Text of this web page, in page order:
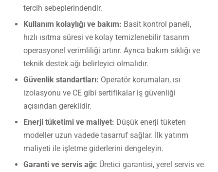
tercih sebeplerindendir.
Kullanım kolaylığı ve bakım: Basit kontrol paneli,
hızlı ısıtma süresi ve kolay temizlenebilir tasarım
operasyonel verimliliği artırır. Ayrıca bakım sıklığı ve
teknik destek ağı belirleyici olmalıdır.
Güvenlik standartları: Operatör korumaları, ısı
izolasyonu ve CE gibi sertifikalar iş güvenliği
açısından gereklidir.
Enerji tüketimi ve maliyet: Düşük enerji tüketen
modeller uzun vadede tasarruf sağlar. İlk yatırım
maliyeti ile işletme giderlerini dengeleyin.
Garanti ve servis ağı: Üretici garantisi, yerel servis ve